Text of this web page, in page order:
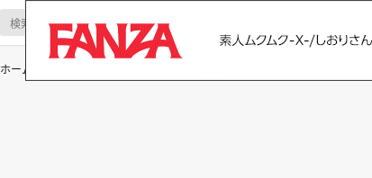
ホーム